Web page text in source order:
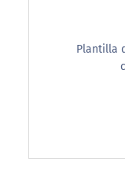
Plantilla